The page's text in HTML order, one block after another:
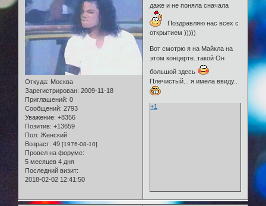
Откуда: Москва
Зарегистрирован: 2009-11-18
Приглашений: 0
Сообщений: 2793
Уважение: +8356
Позитив: +13659
Пол: Женский
Возраст: 49 [1976-08-10]
Провел на форуме:
5 месяцев 4 дня
Последний визит:
2018-02-02 12:41:50
даже и не поняла сначала
Поздравляю нас всех с
открытием )))))
Вот смотрю я на Майкла на
этом концерте..такой Он
большой здесь
Плечистый... я имела ввиду..
+1